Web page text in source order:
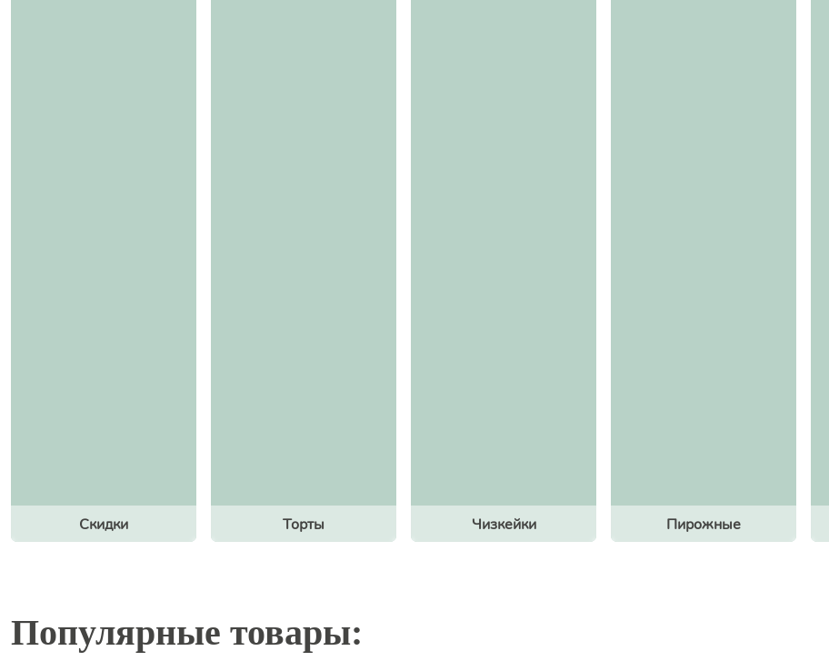
Скидки Торты Чизкейки Пирожные
Популярные товары: